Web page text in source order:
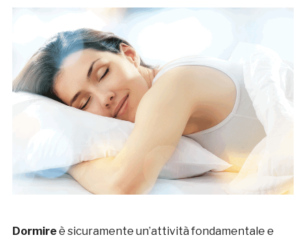
Dormireè sicuramente un’attività fondamentale e